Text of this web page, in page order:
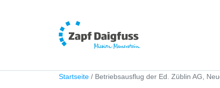
Startseite Betriebsausflug der Ed. Züblin AG,